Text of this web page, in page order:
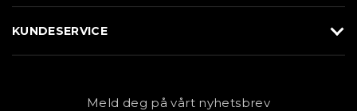
Merkevarer
Løp
Sykkel
KUNDESERVICE
PersonvernerklæringMeld deg på vårt nyhetsbrev